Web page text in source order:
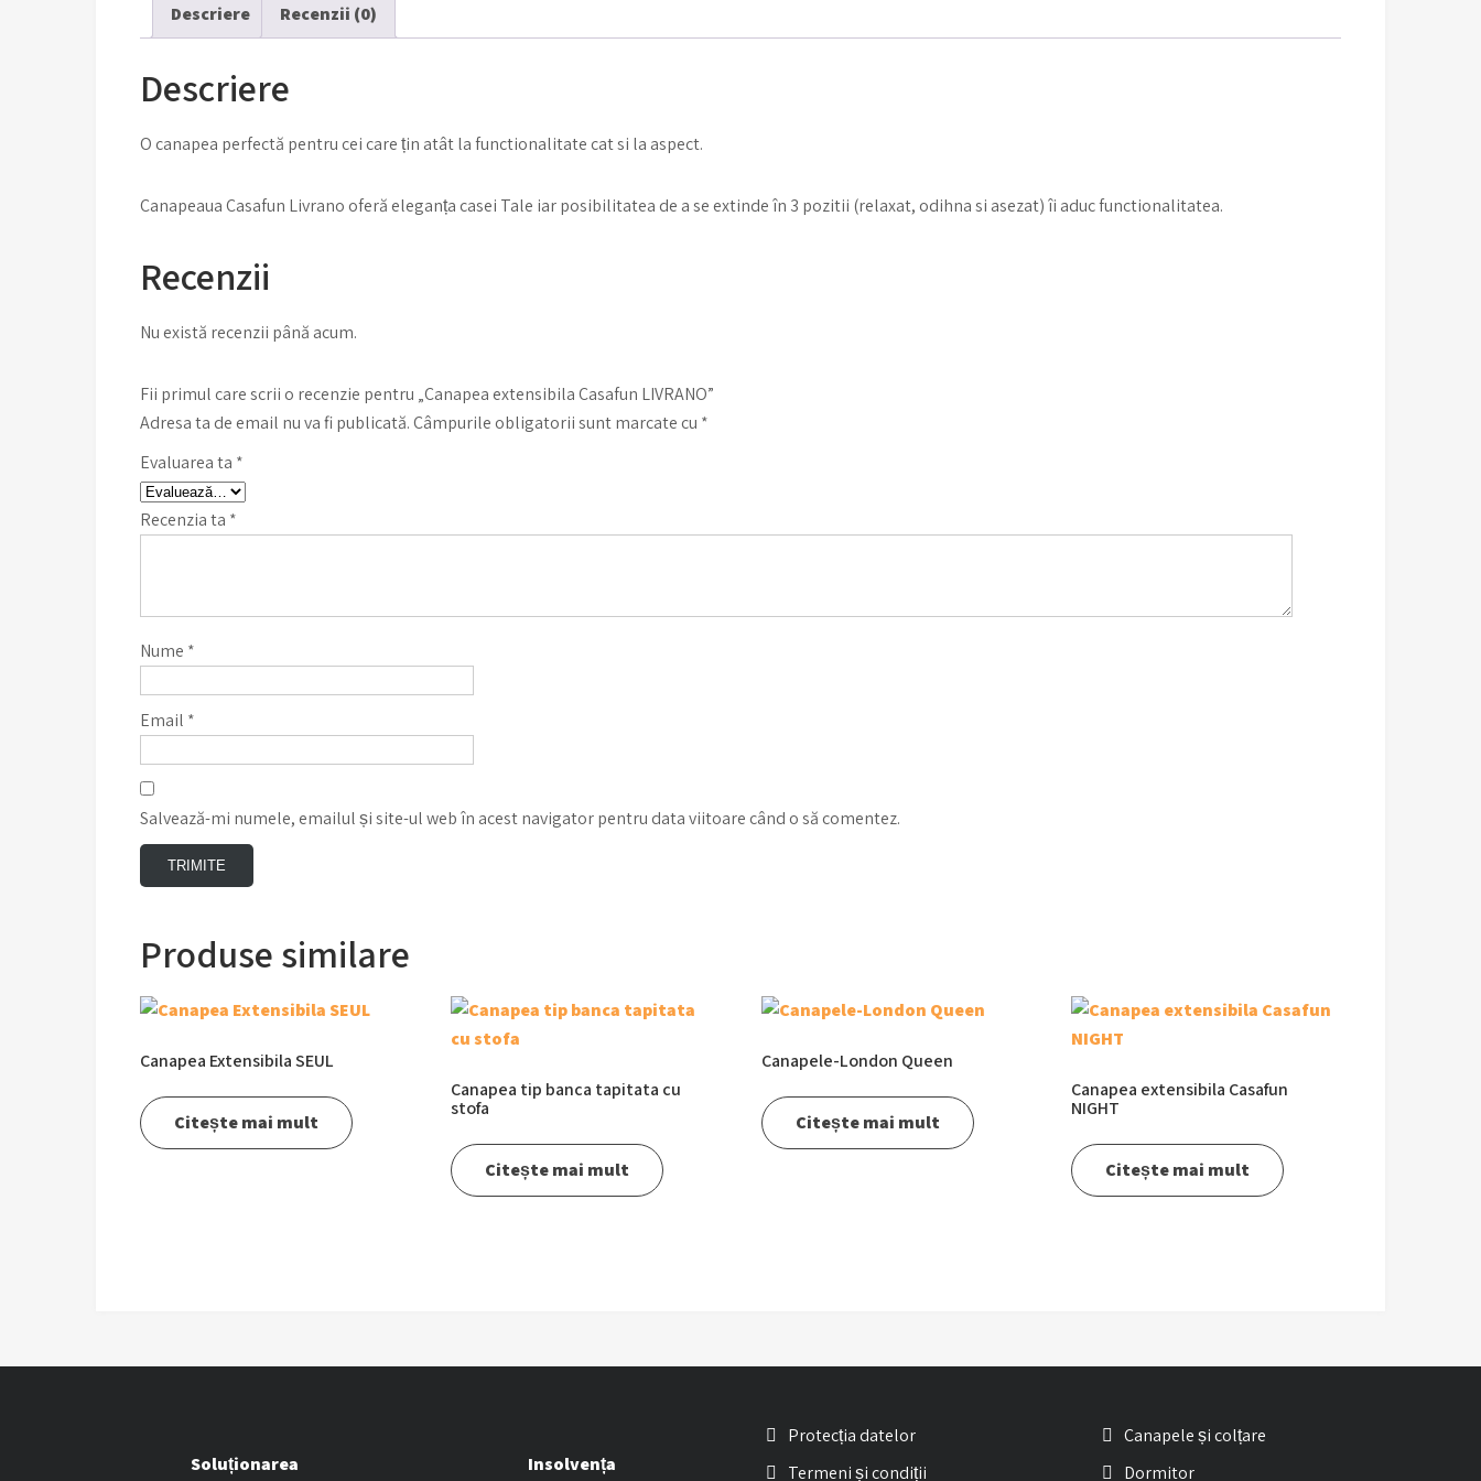
Descriere Recenzii (0)
Descriere
O canapea perfectă pentru cei care țin atât la functionalitate cat si la aspect.
Canapeaua Casafun Livrano oferă eleganța casei Tale iar posibilitatea de a se extinde în 3 pozitii (relaxat, odihna si asezat) îi aduc functionalitatea.
Recenzii
Nu există recenzii până acum.
Fii primul care scrii o recenzie pentru „Canapea extensibila Casafun LIVRANO”
Adresa ta de email nu va fi publicată.Câmpurile obligatorii sunt marcate cu *
Evaluarea ta *
Recenzia ta *
Nume *
Email *
Salvează-mi numele, emailul și site-ul web în acest navigator pentru data viitoare când o să comentez.
Produse similare
Canapea Extensibila SEUL
Citește mai mult
Canapea tip banca tapitata cu
stofa
Citește mai mult
Canapele-London Queen
Citește mai mult
Canapea extensibila Casafun
NIGHT
Citește mai mult
Soluționarea
Insolvența
Protecția datelor
Termeni și condiții
Canapele și colțare
Dormitor